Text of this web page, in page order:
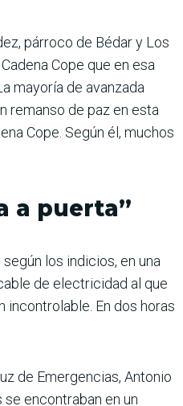
párroco de Bédar y Los
Cope que en esa
mayoría de avanzada
remanso de paz en esta
Cope. Según él, muchos
a puerta”
los indicios, en una
de electricidad al que
En dos horas
de Emergencias, Antonio
encontraban en un